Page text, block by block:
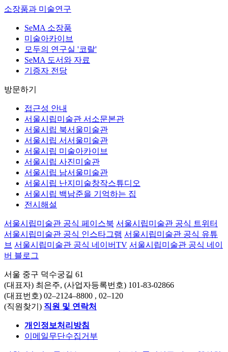
소장품과 미술연구
SeMA 소장품
미술아카이브
모두의 연구실 '코랄'
SeMA 도서와 자료
기증자 전당
방문하기
접근성 안내
서울시립미술관 서소문본관
서울시립 북서울미술관
서울시립 서서울미술관
서울시립 미술아카이브
서울시립 사진미술관
서울시립 남서울미술관
서울시립 난지미술창작스튜디오
서울시립 백남준을 기억하는 집
전시해설
서울시립미술관 공식 페이스북 서울시립미술관 공식 트위터
서울시립미술관 공식 인스타그램 서울시립미술관 공식 유튜
브 서울시립미술관 공식 네이버TV 서울시립미술관 공식 네이
버 블로그
서울 중구 덕수궁길 61
(대표자) 최은주, (사업자등록번호) 101-83-02866
(대표번호) 02–2124–8800 , 02–120
(직원찾기) 직원 및 연락처
개인정보처리방침
이메일무단수집거부